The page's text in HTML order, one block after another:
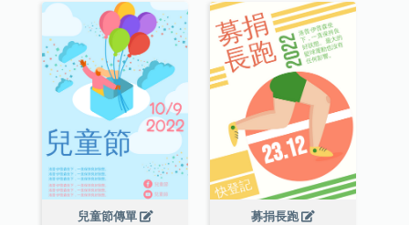
兒童節傳單 募捐長跑